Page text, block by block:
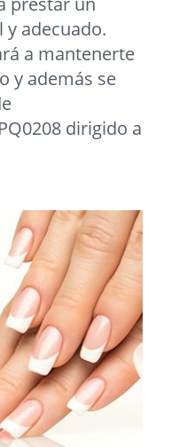
adecuado.
a mantenerte
y además se
dirigido a